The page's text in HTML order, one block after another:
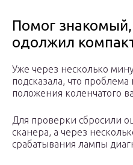
Помог
одолжил
Уже через несколько
подсказала, что
положения коленчатого
Для проверки сбросили
сканера, а через
срабатывания лампы